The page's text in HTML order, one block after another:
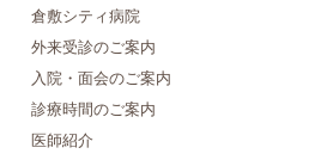
倉敷シティ病院
外来受診のご案内
入院・面会のご案内
診療時間のご案内
医師紹介